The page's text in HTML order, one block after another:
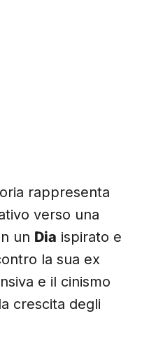
rappresenta
verso una
un Dia ispirato e
la sua ex
e il cinismo
crescita degli